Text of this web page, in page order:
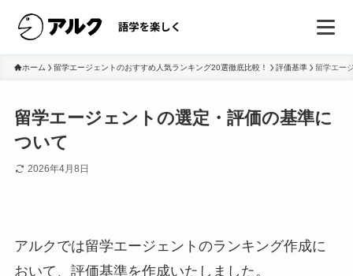
ホーム 留学エージェントのおすすめ人気ランキング20選徹底比較！ 評価基準 留学エー
留学エージェントの選定・評価の基準に
ついて
2026年4月8日
アルクでは留学エージェントのランキング作成に
おいて、評価基準を作成いたしました。